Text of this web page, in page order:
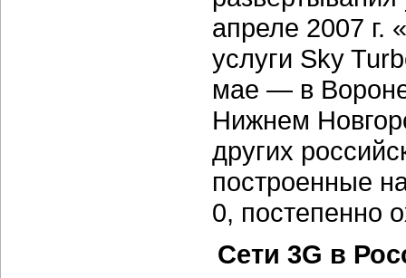
апреле 2007 г.
услуги Sky
мае — в
Нижнем
других
построенные
0, постепенно
Сети 3G в